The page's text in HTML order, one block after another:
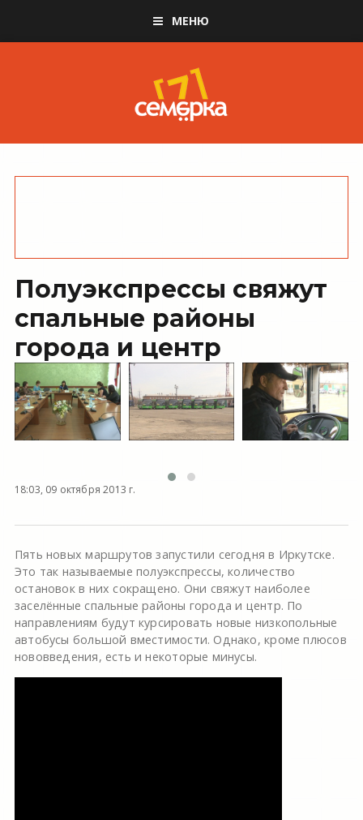
МЕНЮ
Полуэкспрессы свяжут
спальные районы
города и центр
18:03, 09 октября 2013 г.
Пять новых маршрутов запустили сегодня в Иркутске.
Это так называемые полуэкспрессы, количество
остановок в них сокращено. Они свяжут наиболее
заселённые спальные районы города и центр. По
направлениям будут курсировать новые низкопольные
автобусы большой вместимости. Однако, кроме плюсов
нововведения, есть и некоторые минусы.